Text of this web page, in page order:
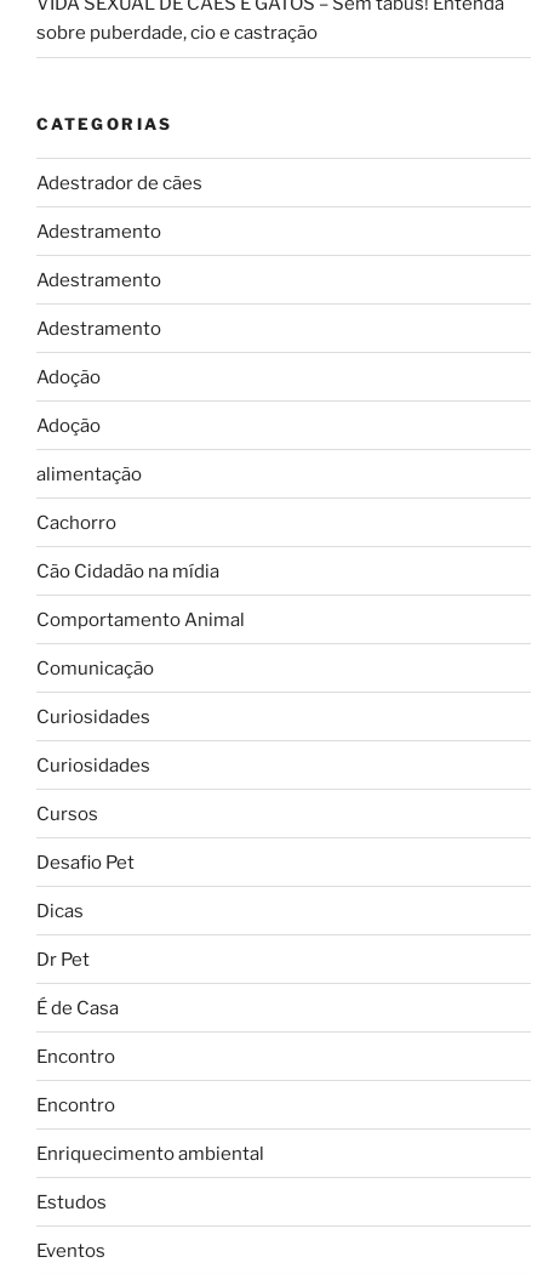
sobre puberdade, cio e castração
CATEGORIAS
Adestrador de cães
Adestramento
Adestramento
Adestramento
Adoção
Adoção
alimentação
Cachorro
Cão Cidadão na mídia
Comportamento Animal
Comunicação
Curiosidades
Curiosidades
Cursos
Desafio Pet
Dicas
Dr Pet
É de Casa
Encontro
Encontro
Enriquecimento ambiental
Estudos
Eventos